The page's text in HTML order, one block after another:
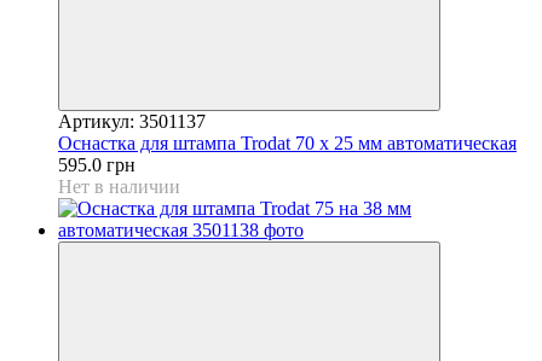
Артикул: 3501137
Оснастка для штампа Trodat 70 х 25 мм автоматическая
595.0 грн
Нет в наличии